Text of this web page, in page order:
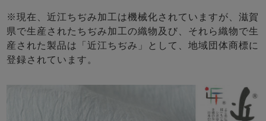
※現在、近江ちぢみ加工は機械化されていますが、滋賀
県で生産されたちぢみ加工の織物及び、それら織物で生
産された製品は「近江ちぢみ」として、地域団体商標に
登録されています。